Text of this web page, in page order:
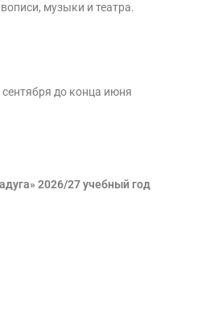
музыки и театра.
до конца июня
2026/27 учебный год